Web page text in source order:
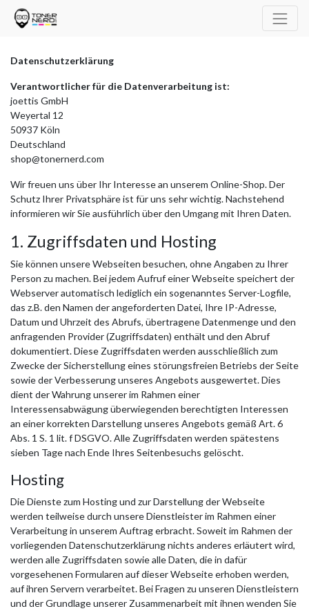
Datenschutzerklärung
Verantwortlicher für die Datenverarbeitung ist:
joettis GmbH
Weyertal 12
50937 Köln
Deutschland
shop@tonernerd.com
Wir freuen uns über Ihr Interesse an unserem Online-Shop. Der
Schutz Ihrer Privatsphäre ist für uns sehr wichtig. Nachstehend
informieren wir Sie ausführlich über den Umgang mit Ihren Daten.
1. Zugriffsdaten und Hosting
Sie können unsere Webseiten besuchen, ohne Angaben zu Ihrer
Person zu machen. Bei jedem Aufruf einer Webseite speichert der
Webserver automatisch lediglich ein sogenanntes Server-Logfile,
das z.B. den Namen der angeforderten Datei, Ihre IP-Adresse,
Datum und Uhrzeit des Abrufs, übertragene Datenmenge und den
anfragenden Provider (Zugriffsdaten) enthält und den Abruf
dokumentiert. Diese Zugriffsdaten werden ausschließlich zum
Zwecke der Sicherstellung eines störungsfreien Betriebs der Seite
sowie der Verbesserung unseres Angebots ausgewertet. Dies
dient der Wahrung unserer im Rahmen einer
Interessensabwägung überwiegenden berechtigten Interessen
an einer korrekten Darstellung unseres Angebots gemäß Art. 6
Abs. 1 S. 1 lit. f DSGVO. Alle Zugriffsdaten werden spätestens
sieben Tage nach Ende Ihres Seitenbesuchs gelöscht.
Hosting
Die Dienste zum Hosting und zur Darstellung der Webseite
werden teilweise durch unsere Dienstleister im Rahmen einer
Verarbeitung in unserem Auftrag erbracht. Soweit im Rahmen der
vorliegenden Datenschutzerklärung nichts anderes erläutert wird,
werden alle Zugriffsdaten sowie alle Daten, die in dafür
vorgesehenen Formularen auf dieser Webseite erhoben werden,
auf ihren Servern verarbeitet. Bei Fragen zu unseren Dienstleistern
und der Grundlage unserer Zusammenarbeit mit ihnen wenden Sie